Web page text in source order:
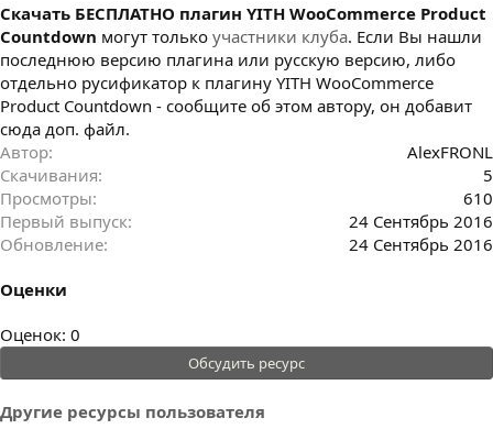
Cкачать БЕСПЛАТНО плагин YITH WooCommerce Product
Countdown могут только участники клуба. Если Вы нашли
последнюю версию плагина или русскую версию, либо
отдельно русификатор к плагину YITH WooCommerce
Product Countdown - сообщите об этом автору, он добавит
сюда доп. файл.
Автор
AlexFRONL
Скачивания
5
Просмотры
610
Первый выпуск
24 Сентябрь 2016
Обновление
24 Сентябрь 2016
Оценки
0
.
0
0
з
Оценок: 0
Обсудить ресурс
Другие ресурсы пользователя